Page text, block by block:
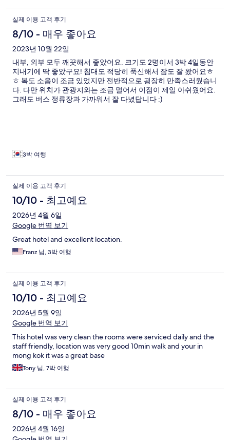
실제 이용 고객 후기
8/10 - 매우 좋아요
2023년 10월 22일
내부, 외부 모두 깨끗해서 좋았어요. 크기도 2명이서 3박 4일동안
지내기에 딱 좋았구요! 침대도 적당히 푹신해서 잠도 잘 왔어요ㅎ
ㅎ 복도 소음이 조금 있었지만 전반적으로 굉장히 만족스러웠습니
다. 다만 위치가 관광지와는 조금 멀어서 이점이 제일 아쉬웠어요.
그래도 버스 정류장과 가까워서 잘 다녔답니다 :)
3박 여행
실제 이용 고객 후기
10/10 - 최고예요
2026년 4월 6일
Google 번역 보기
Great hotel and excellent location.
Franz 님, 3박 여행
실제 이용 고객 후기
10/10 - 최고예요
2026년 5월 9일
Google 번역 보기
This hotel was very clean the rooms were serviced daily and the
staff friendly, location was very good 10min walk and your in
mong kok it was a great base
Tony 님, 7박 여행
실제 이용 고객 후기
8/10 - 매우 좋아요
2026년 4월 16일